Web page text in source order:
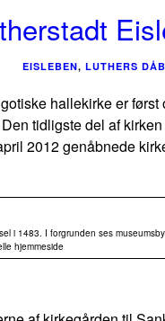
EISLEBEN, LUTHERS
hallekirke er
tidligste del af
2012 genåbnede
i 1483. I forgrunden ses
hjemmeside